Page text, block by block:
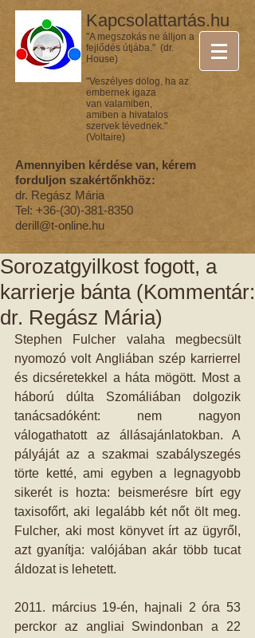
Kapcsolattartás.hu
"A megszokás ne álljon a
fejlődés útjába." (dr.
House)
"Veszélyes dolog, ha az
embernek igaza
van valamiben,
amiben a hivatalos
szervek tévednek."
(Voltaire)
Amennyiben kérdése van, kérem
forduljon szakértőnkhöz:
dr. Regász Mária
Tel: +36-(30)-381-8350
derill@t-online.hu
Sorozatgyilkost fogott, a
karrierje bánta (Kommentár:
dr. Regász Mária)
Stephen Fulcher valaha megbecsült
nyomozó volt Angliában szép karrierrel
és dicséretekkel a háta mögött. Most a
háború dúlta Szomáliában dolgozik
tanácsadóként: nem nagyon
válogathatott az állásajánlatokban. A
pályáját az a szakmai szabályszegés
törte ketté, ami egyben a legnagyobb
sikerét is hozta: beismerésre bírt egy
taxisofőrt, aki legalább két nőt ölt meg.
Fulcher, aki most könyvet írt az ügyről,
azt gyanítja: valójában akár több tucat
áldozat is lehetett.
2011. március 19-én, hajnali 2 óra 53
perckor az angliai Swindonban a 22